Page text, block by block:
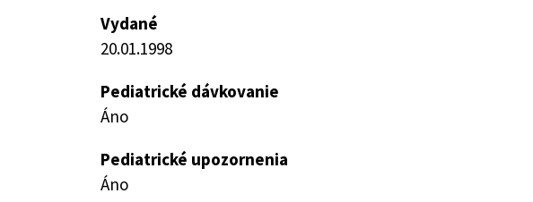
Vydané
20.01.1998
Pediatrické dávkovanie
Áno
Pediatrické upozornenia
Áno